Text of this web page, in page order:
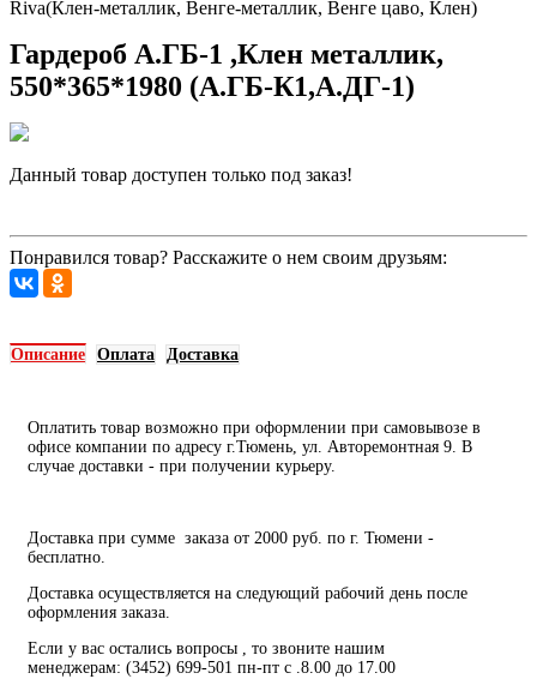
Riva(Клен-металлик, Венге-металлик, Венге цаво, Клен)
Гардероб А.ГБ-1 ,Клен металлик,
550*365*1980 (А.ГБ-К1,А.ДГ-1)
Данный товар доступен только под заказ!
Понравился товар? Расскажите о нем своим друзьям:
Описание Оплата Доставка
Оплатить товар возможно при оформлении при самовывозе в
офисе компании по адресу г.Тюмень, ул. Авторемонтная 9. В
случае доставки - при получении курьеру.
Доставка при сумме заказа от 2000 руб. по г. Тюмени -
бесплатно.
Доставка осуществляется на следующий рабочий день после
оформления заказа.
Если у вас остались вопросы , то звоните нашим
менеджерам: (3452) 699-501 пн-пт с .8.00 до 17.00